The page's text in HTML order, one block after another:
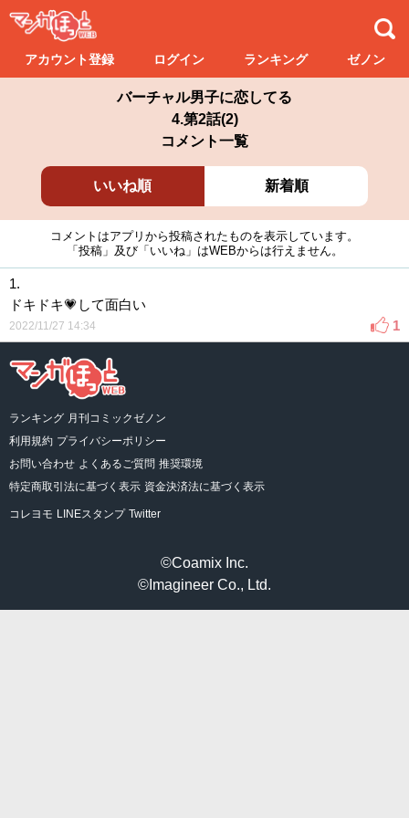
アカウント登録 ログイン ランキング ゼノン
バーチャル男子に恋してる
4.第2話(2)
コメント一覧
いいね順 新着順
コメントはアプリから投稿されたものを表示しています。
「投稿」及び「いいね」はWEBからは行えません。
1.
ドキドキ💗して面白い
2022/11/27 14:34 1
ランキング 月刊コミックゼノン
利用規約 プライバシーポリシー
お問い合わせ よくあるご質問 推奨環境
特定商取引法に基づく表示 資金決済法に基づく表示
コレヨモ LINEスタンプ Twitter
©Coamix Inc.
©Imagineer Co., Ltd.